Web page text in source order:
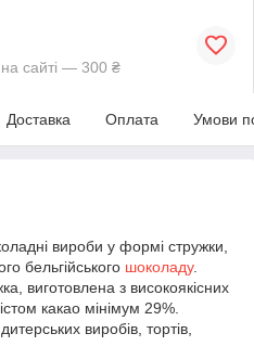
сайті — 300 ₴
Доставка Оплата Умови
вироби у формі стружки,
бельгійського шоколаду.
виготовлена з високоякісних
какао мінімум 29%.
виробів, тортів,